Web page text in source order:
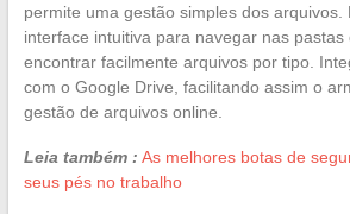
permite uma gestão simples dos arquivos.
interface intuitiva para navegar nas pastas
encontrar facilmente arquivos por tipo.
com o Google Drive, facilitando assim o
gestão de arquivos online.
Leia também : As melhores botas de
seus pés no trabalho